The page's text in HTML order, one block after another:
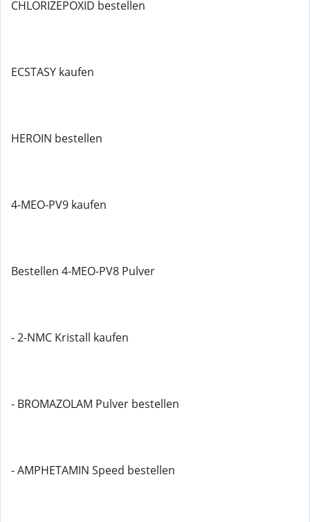
CHLORIZEPOXID bestellen
ECSTASY kaufen
HEROIN bestellen
4-MEO-PV9 kaufen
Bestellen 4-MEO-PV8 Pulver
- 2-NMC Kristall kaufen
- BROMAZOLAM Pulver bestellen
- AMPHETAMIN Speed ​​bestellen